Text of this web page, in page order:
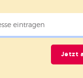
Abo online kündigen
Jetzt